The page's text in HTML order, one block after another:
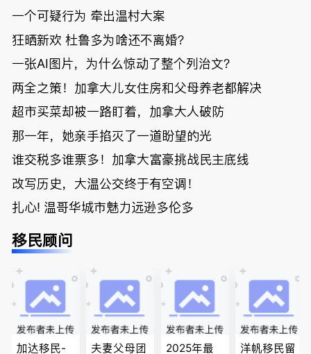
一个可疑行为 牵出温村大案
狂晒新欢 杜鲁多为啥还不离婚？
一张AI图片，为什么惊动了整个列治文？
两全之策！加拿大儿女住房和父母养老都解决
超市买菜却被一路盯着，加拿大人破防
那一年，她亲手掐灭了一道盼望的光
谁交税多谁票多！加拿大富豪挑战民主底线
改写历史，大温公交终于有空调！
扎心! 温哥华城市魅力远逊多伦多
移民顾问
加达移民-
夫妻父母团
2025年最
洋帆移民留